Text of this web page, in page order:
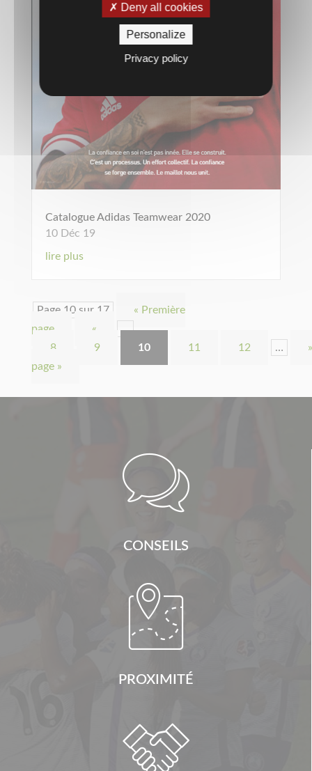
Catalogue Adidas Teamwear 2020
10 Déc 19
lire plus
Page 10 sur 17
« Première
page
«
…
8
9 10 11 12 …
»
page »

CONSEILS

PROXIMITÉ

Deny all cookies
Personalize
Privacy policy